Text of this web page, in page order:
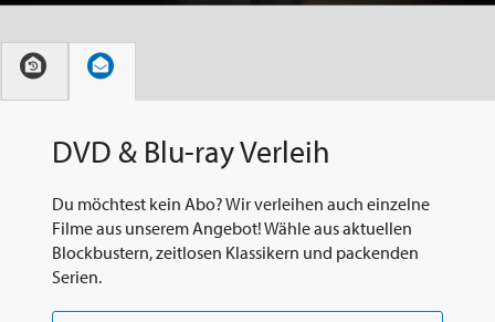
DVD & Blu-ray Verleih
Du möchtest kein Abo? Wir verleihen auch einzelne
Filme aus unserem Angebot! Wähle aus aktuellen
Blockbustern, zeitlosen Klassikern und packenden
Serien.